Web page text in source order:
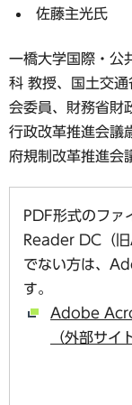
佐藤主光氏
一橋大学国際・公
科 教授、国土交
会委員、財務省財
行政改革推進会議
府規制改革推進会
PDF形式のフ
Reader DC（
でない方は、
す。
Adobe
（外部サイ